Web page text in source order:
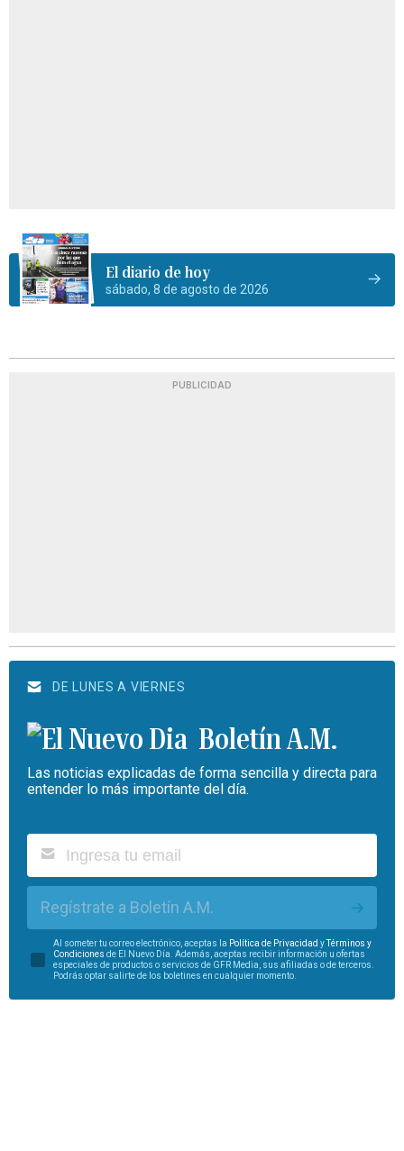
El diario de hoy
sábado, 8 de agosto de 2026
PUBLICIDAD
DE LUNES A VIERNES
Boletín A.M.
Las noticias explicadas de forma sencilla y directa para
entender lo más importante del día.
Regístrate a Boletín A.M.
Al someter tu correo electrónico, aceptas la Política de Privacidad yTérminos y
Condiciones de El Nuevo Día. Además, aceptas recibir información u ofertas
especiales de productos o servicios de GFR Media, sus afiliadas o de terceros.
Podrás optar salirte de los boletines en cualquier momento.